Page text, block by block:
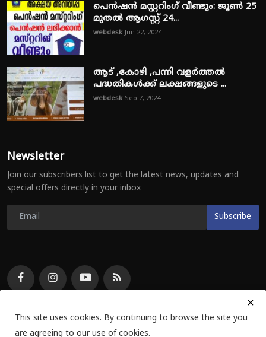
പെൻഷൻ മസ്റ്ററിംഗ് വീണ്ടും: ജൂൺ 25
മുതൽ ആഗസ്റ്റ് 24...
webdesk Jun 22, 2024
ആട് ,കോഴി ,പന്നി വളർത്തൽ
പദ്ധതികൾക്ക് ലക്ഷങ്ങളുടെ ...
webdesk Sep 7, 2024
Newsletter
Join our subscribers list to get the latest news, updates and
special offers directly in your inbox
Subscribe
This site uses cookies. By continuing to browse the site you
are agreeing to our use of cookies.